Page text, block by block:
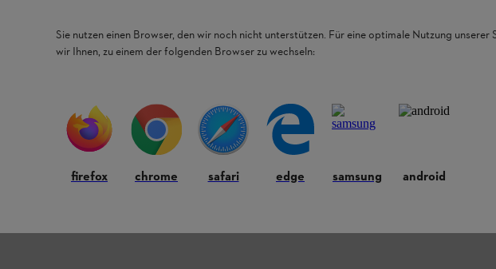
STIHL.
Sie nutzen einen Browser, den wir noch nicht unterstützen. Für eine optimale Nutzung unserer
wir Ihnen, zu einem der folgenden Browser zu wechseln:
firefox chrome safari edge samsung android